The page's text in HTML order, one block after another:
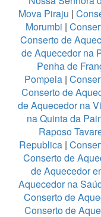
Mova Piraju |
Morumbi |
Conserto de
de Aquecedor na
Penha de
Pompeia|
Conserto de
de Aquecedor na
na Quinta da
Raposo
Republica |
Conserto de
de Aquecedor
Aquecedor na
Conserto de
Conserto de